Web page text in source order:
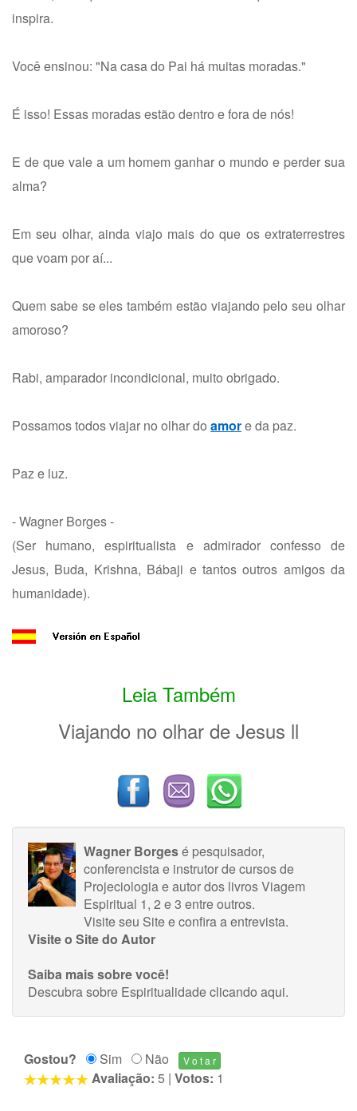
inspira.
Você ensinou: "Na casa do Pai há muitas moradas."
É isso! Essas moradas estão dentro e fora de nós!
E de que vale a um homem ganhar o mundo e perder sua
alma?
Em seu olhar, ainda viajo mais do que os extraterrestres
que voam por aí...
Quem sabe se eles também estão viajando pelo seu olhar
amoroso?
Rabi, amparador incondicional, muito obrigado.
Possamos todos viajar no olhar do amore da paz.
Paz e luz.
- Wagner Borges -
(Ser humano, espiritualista e admirador confesso de
Jesus, Buda, Krishna, Bábaji e tantos outros amigos da
humanidade).
Leia Também
Viajando no olhar de Jesus ll
Wagner Borgesé pesquisador,
conferencista e instrutor de cursos de
Projeciologia e autor dos livros Viagem
Espiritual 1, 2 e 3 entre outros.
Visite seu Siteeconfira a entrevista.
Visite o Site do Autor
Saiba mais sobre você!
Descubra sobre Espiritualidadeclicando aqui.
Gostou? Sim
Não
Avaliação: 5 | Votos: 1